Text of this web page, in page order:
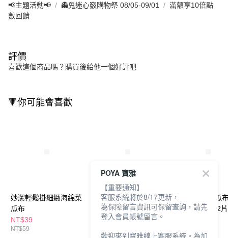
📢主題活動📢 👻鬼迷心竅購物祭 08/05-09/01
滿額享10倍點
數回饋
評價
喜歡這個商品嗎？購買後給他一個好評吧
🔻你可能會喜歡
妙潔輕鬆掛細緻海綿菜
瓜布
NT$39
NT$59
潔力豆海綿菜瓜布-爐
具/鍋具專用2片裝
NT$65
潔力豆海綿菜瓜
具/不沾鍋專用2
POYA 寶雅
【重要通知】
客服系統將於8/17更新，
為保障留言資訊可保留查詢，請先
登入會員帳號留言。
歡迎來到寶雅線上客服系統。為加